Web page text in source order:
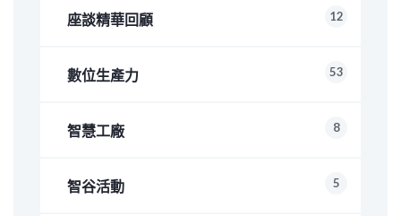
座談精華回顧 12
數位生產力 53
智慧工廠 8
智谷活動 5